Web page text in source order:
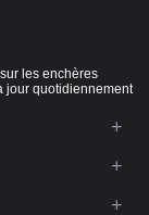
les enchères
jour quotidiennement